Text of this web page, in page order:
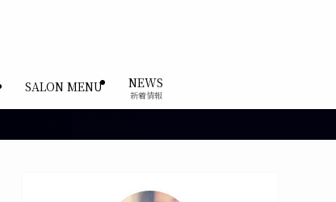
SALON MENU NEWS
新着情報